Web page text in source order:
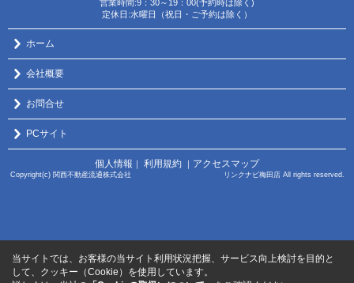
営業時間:9：30～19：00(予約時は除く)
定休日:水曜日（祝日・ご予約は除く）
ホーム
会社概要
お問合せ
PCサイト
個人情報 利用規約 アクセスマップ
Copyright(c) 関西不動産流通株式会社 リンクナビ梅田店 All rights reserved.
当サイトでは、お客様の当サイト利用状況把握、サービス向上検討を目的と
して、クッキー（Cookie）を使用しています。